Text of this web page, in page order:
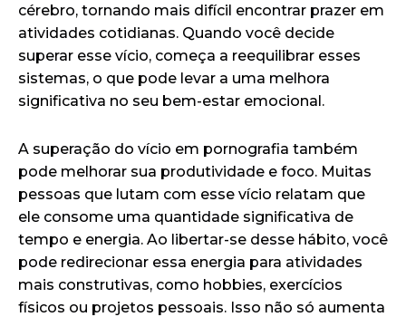
cérebro, tornando mais difícil encontrar prazer em
atividades cotidianas. Quando você decide
superar esse vício, começa a reequilibrar esses
sistemas, o que pode levar a uma melhora
significativa no seu bem-estar emocional.
A superação do vício em pornografia também
pode melhorar sua produtividade e foco. Muitas
pessoas que lutam com esse vício relatam que
ele consome uma quantidade significativa de
tempo e energia. Ao libertar-se desse hábito, você
pode redirecionar essa energia para atividades
mais construtivas, como hobbies, exercícios
físicos ou projetos pessoais. Isso não só aumenta